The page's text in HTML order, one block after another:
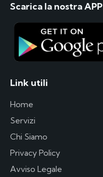
Scarica la nostra APP
Link utili
Home
Servizi
Chi Siamo
Privacy Policy
Avviso Legale